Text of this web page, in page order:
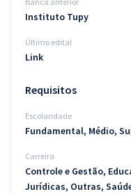
Atendimento
Instituto Tupy
Último edital
Link
Requisitos
Escolaridade
Fundamental, Médio,
Carreira
Controle e Gestão,
Jurídicas, Outras,